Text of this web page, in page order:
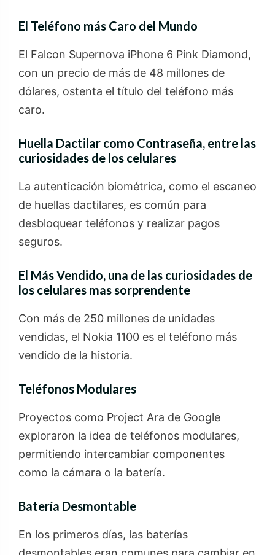
El Teléfono más Caro del Mundo
El Falcon Supernova iPhone 6 Pink Diamond,
con un precio de más de 48 millones de
dólares, ostenta el título del teléfono más
caro.
Huella Dactilar como Contraseña, entre las
curiosidades de los celulares
La autenticación biométrica, como el escaneo
de huellas dactilares, es común para
desbloquear teléfonos y realizar pagos
seguros.
El Más Vendido, una de las curiosidades de
los celulares mas sorprendente
Con más de 250 millones de unidades
vendidas, el Nokia 1100 es el teléfono más
vendido de la historia.
Teléfonos Modulares
Proyectos como Project Ara de Google
exploraron la idea de teléfonos modulares,
permitiendo intercambiar componentes
como la cámara o la batería.
Batería Desmontable
En los primeros días, las baterías